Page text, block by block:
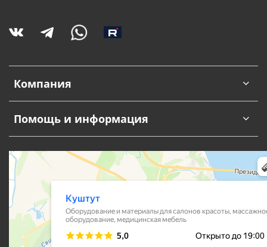
Компания
Помощь и информация